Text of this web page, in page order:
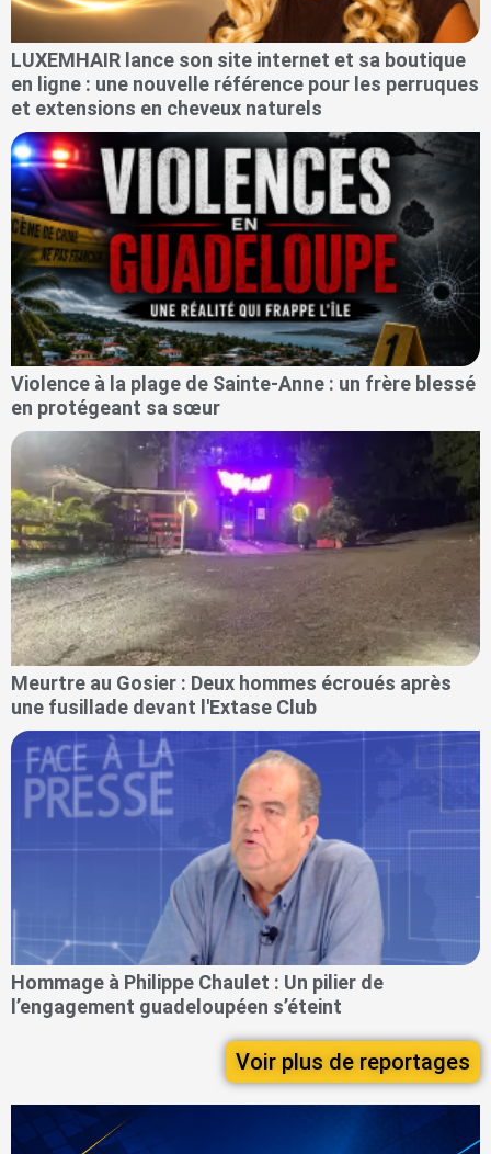
LUXEMHAIR lance son site internet et sa boutique
en ligne : une nouvelle référence pour les perruques
et extensions en cheveux naturels
Violence à la plage de Sainte-Anne : un frère blessé
en protégeant sa sœur
Meurtre au Gosier : Deux hommes écroués après
une fusillade devant l'Extase Club
Hommage à Philippe Chaulet : Un pilier de
l’engagement guadeloupéen s’éteint
Voir plus de reportages